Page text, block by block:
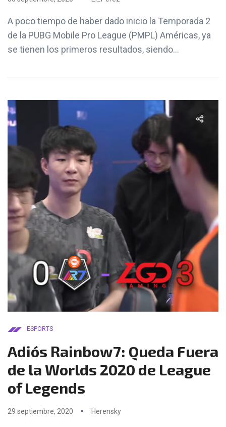
A poco tiempo de haber dado inicio la Temporada 2
de la PUBG Mobile Pro League (PMPL) Américas, ya
se tienen los primeros resultados, siendo...
ESPORTS
Adiós Rainbow7: Queda Fuera
de la Worlds 2020 de League
of Legends
29 septiembre, 2020 Herensky